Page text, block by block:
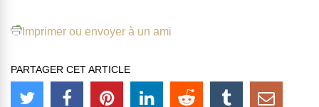
Imprimer ou envoyer à un ami
PARTAGER CET ARTICLE